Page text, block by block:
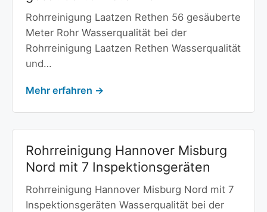
Rohrreinigung Laatzen Rethen 56 gesäuberte
Meter Rohr Wasserqualität bei der
Rohrreinigung Laatzen Rethen Wasserqualität
und…
Mehr erfahren →
Rohrreinigung Hannover Misburg
Nord mit 7 Inspektionsgeräten
Rohrreinigung Hannover Misburg Nord mit 7
Inspektionsgeräten Wasserqualität bei der